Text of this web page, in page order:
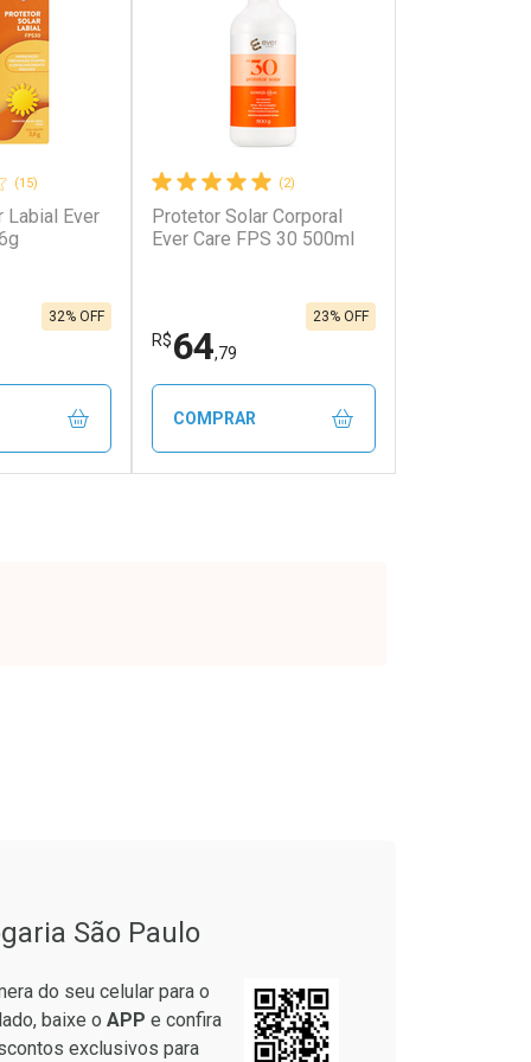
(15)
Labial Ever
32% OFF
cada
cada
(2)
Protetor Solar Corporal
Ever Care FPS 30 500ml
R$64,79
23% OFF
COMPRAR
Por R$ 64,79/cada
Por R$ 64,79/cada
São Paulo
do seu celular para o
baixe o APP e confira
exclusivos para